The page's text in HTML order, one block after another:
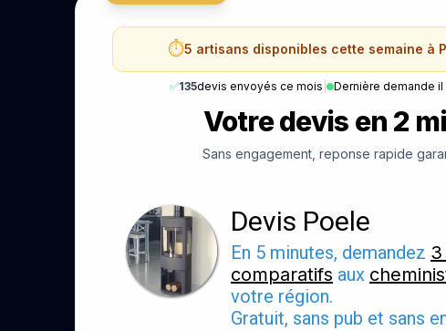
⏱️5 artisans disponibles cette semaine à
✅135devis envoyés ce mois Dernière demande il
Votre devis en 2
Sans engagement, reponse rapide
Devis Poele
En 5 minutes, demandez 3
comparatifs aux
votre région.
Gratuit, sans pub et sans